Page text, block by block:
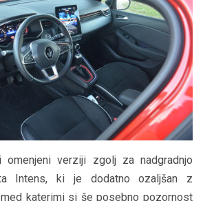
verziji zgolj za nadgradnjo
Intens, ki je dodatno ozaljšan z
katerimi si še posebno pozornost